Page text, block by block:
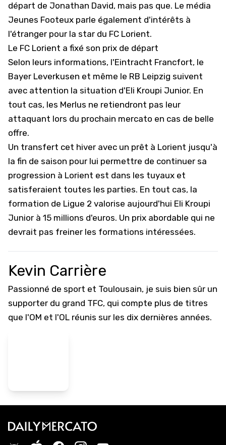
départ de Jonathan David, mais pas que. Le média
Jeunes Footeux parle également d'intérêts à
l'étranger pour la star du FC Lorient.
Le FC Lorient a fixé son prix de départ
Selon leurs informations, l'Eintracht Francfort, le
Bayer Leverkusen et même le RB Leipzig suivent
avec attention la situation d'Eli Kroupi Junior. En
tout cas, les Merlus ne retiendront pas leur
attaquant lors du prochain mercato en cas de belle
offre.
Un transfert cet hiver avec un prêt à Lorient jusqu'à
la fin de saison pour lui permettre de continuer sa
progression à Lorient est dans les tuyaux et
satisferaient toutes les parties. En tout cas, la
formation de Ligue 2 valorise aujourd'hui Eli Kroupi
Junior à 15 millions d'euros. Un prix abordable qui ne
devrait pas freiner les formations intéressées.
Kevin Carrière
Passionné de sport et Toulousain, je suis bien sûr un
supporter du grand TFC, qui compte plus de titres
que l'OM et l'OL réunis sur les dix dernières années.